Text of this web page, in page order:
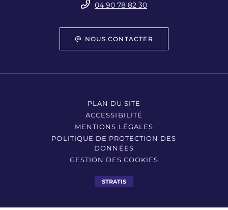
04 90 78 82 30
NOUS CONTACTER
PLAN DU SITE
ACCESSIBILITÉ
MENTIONS LÉGALES
POLITIQUE DE PROTECTION DES
DONNÉES
GESTION DES COOKIES
STRATIS